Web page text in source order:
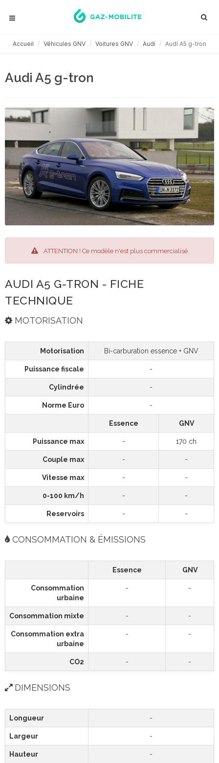
Accueil Véhicules GNV Voitures GNV Audi Audi A5 g-tron
Audi A5 g-tron
ATTENTION ! Ce modèle n'est plus commercialisé
AUDI A5 G-TRON - FICHE
TECHNIQUE
MOTORISATION
Motorisation Bi-carburation essence + GNV
Puissance fiscale -
Cylindrée -
Norme Euro -
Essence GNV
Puissance max - 170 ch
Couple max - -
Vitesse max - -
0-100 km/h - -
Reservoirs - -
CONSOMMATION & ÉMISSIONS
Essence GNV
Consommation
urbaine
- -
Consommation mixte - -
Consommation extra
urbaine
- -
CO2 - -
DIMENSIONS
Longueur -
Largeur -
Hauteur -